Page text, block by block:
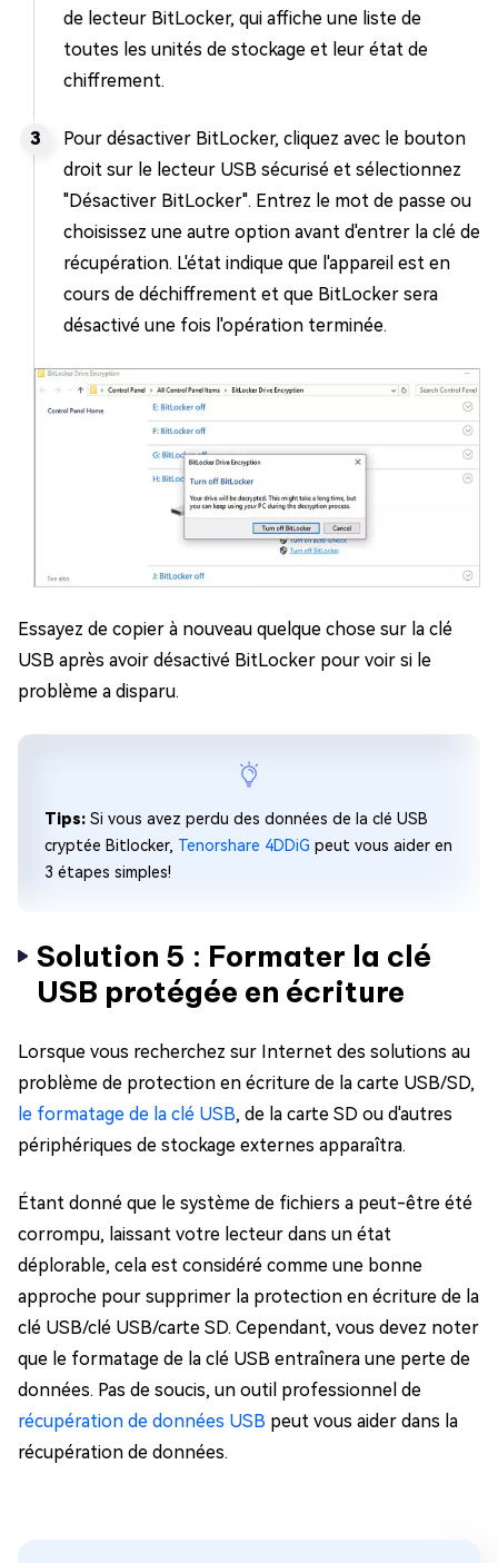
de lecteur BitLocker, qui affiche une liste de
toutes les unités de stockage et leur état de
chiffrement.
Pour désactiver BitLocker, cliquez avec le bouton
droit sur le lecteur USB sécurisé et sélectionnez
"Désactiver BitLocker". Entrez le mot de passe ou
choisissez une autre option avant d'entrer la clé de
récupération. L'état indique que l'appareil est en
cours de déchiffrement et que BitLocker sera
désactivé une fois l'opération terminée.
Essayez de copier à nouveau quelque chose sur la clé
USB après avoir désactivé BitLocker pour voir si le
problème a disparu.
Tips: Si vous avez perdu des données de la clé USB
cryptée Bitlocker, Tenorshare 4DDiG peut vous aider en
3 étapes simples!
Solution 5 : Formater la clé
USB protégée en écriture
Lorsque vous recherchez sur Internet des solutions au
problème de protection en écriture de la carte USB/SD,
le formatage de la clé USB, de la carte SD ou d'autres
périphériques de stockage externes apparaîtra.
Étant donné que le système de fichiers a peut-être été
corrompu, laissant votre lecteur dans un état
déplorable, cela est considéré comme une bonne
approche pour supprimer la protection en écriture de la
clé USB/clé USB/carte SD. Cependant, vous devez noter
que le formatage de la clé USB entraînera une perte de
données. Pas de soucis, un outil professionnel de
récupération de données USB peut vous aider dans la
récupération de données.